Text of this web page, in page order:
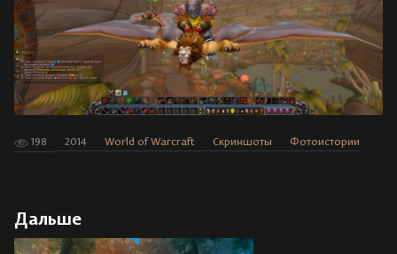
198 2014 World of Warcraft Скриншоты Фотоистории
Дальше